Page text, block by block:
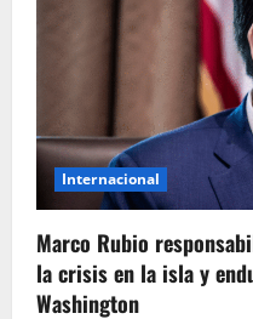
s
Internacional
Marco Rubio
la crisis en la isla y
Washington